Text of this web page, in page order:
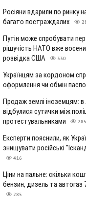
Росіяни вдарили по ринку
багато постраждалих
Путін може спробувати
рішучість НАТО вже
розвідка США
330
Українцям за кордоном
оформлення чи обмін
Продаж землі іноземцям: в
відбулися сутички між
протестувальниками
285
Експерти пояснили, як
знищувати російські
416
Ціни на пальне: скільки
бензин, дизель та автогаз
285